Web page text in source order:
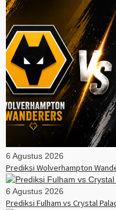
6 Agustus 2026
Prediksi Wolverhampton
6 Agustus 2026
Prediksi Fulham vs Crystal